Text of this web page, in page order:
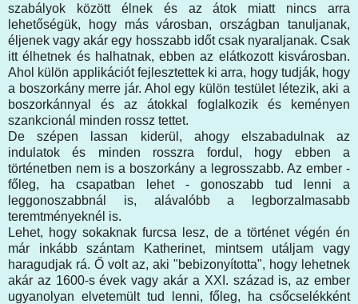
szabályok között élnek és az átok miatt nincs arra
lehetőségük, hogy más városban, országban tanuljanak,
éljenek vagy akár egy hosszabb időt csak nyaraljanak. Csak
itt élhetnek és halhatnak, ebben az elátkozott kisvárosban.
Ahol külön applikációt fejlesztettek ki arra, hogy tudják, hogy
a boszorkány merre jár. Ahol egy külön testület létezik, aki a
boszorkánnyal és az átokkal foglalkozik és keményen
szankcionál minden rossz tettet.
De szépen lassan kiderül, ahogy elszabadulnak az
indulatok és minden rosszra fordul, hogy ebben a
történetben nem is a boszorkány a legrosszabb. Az ember -
főleg, ha csapatban lehet - gonoszabb tud lenni a
leggonoszabbnál is, alávalóbb a legborzalmasabb
teremtményeknél is.
Lehet, hogy sokaknak furcsa lesz, de a történet végén én
már inkább szántam Katherinet, mintsem utáljam vagy
haragudjak rá. Ő volt az, aki "bebizonyította", hogy lehetnek
akár az 1600-s évek vagy akár a XXI. század is, az ember
ugyanolyan elvetemült tud lenni, főleg, ha csőcselékként